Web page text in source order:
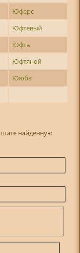
Юферс
Юфтевый
Юфть
Юфтяной
Ююба
найденную